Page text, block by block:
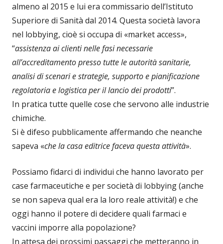
almeno al 2015 e lui era commissario dell’Istituto
Superiore di Sanità dal 2014. Questa società lavora
nel lobbying, cioè si occupa di «market access»,
“assistenza ai clienti nelle fasi necessarie
all’accreditamento presso tutte le autorità sanitarie,
analisi di scenari e strategie, supporto e pianificazione
regolatoria e logistica per il lancio dei prodotti”.
In pratica tutte quelle cose che servono alle industrie
chimiche.
Si è difeso pubblicamente affermando che neanche
sapeva «che la casa editrice faceva questa attività».
Possiamo fidarci di individui che hanno lavorato per
case farmaceutiche e per società di lobbying (anche
se non sapeva qual era la loro reale attività!) e che
oggi hanno il potere di decidere quali farmaci e
vaccini imporre alla popolazione?
In attesa dei prossimi passaggi che metteranno in